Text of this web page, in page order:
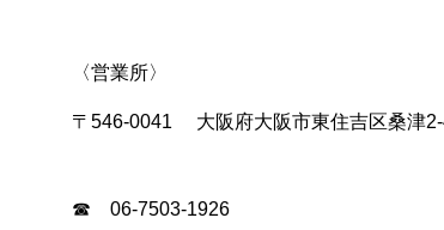
〈営業所〉
〒546-0041 大阪府大阪市東住吉区桑津
☎ 06-7503-1926